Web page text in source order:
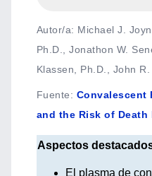
Autor/a: Michael J.
Ph.D., Jonathon W.
Klassen, Ph.D., John
Fuente: Convalescent
and the Risk of Death
Aspectos
El plasma de